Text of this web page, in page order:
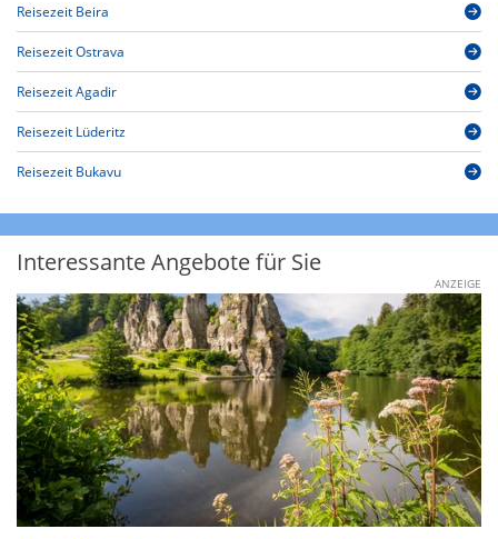
Reisezeit Beira
Reisezeit Ostrava
Reisezeit Agadir
Reisezeit Lüderitz
Reisezeit Bukavu
Interessante Angebote für Sie
ANZEIGE